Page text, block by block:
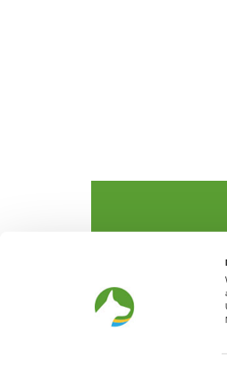
Everything
Breeding and
Helper and